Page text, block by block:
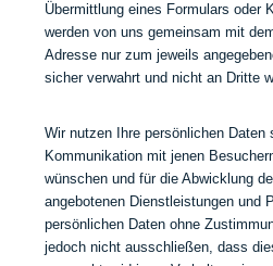
Übermittlung eines Formulars oder
werden von uns gemeinsam mit
Adresse nur zum jeweils
sicher verwahrt und nicht an Dritte
Wir nutzen Ihre persönlichen Daten
Kommunikation mit jenen
wünschen und für die Abwicklung
angebotenen Dienstleistungen und
persönlichen Daten ohne
jedoch nicht ausschließen, dass